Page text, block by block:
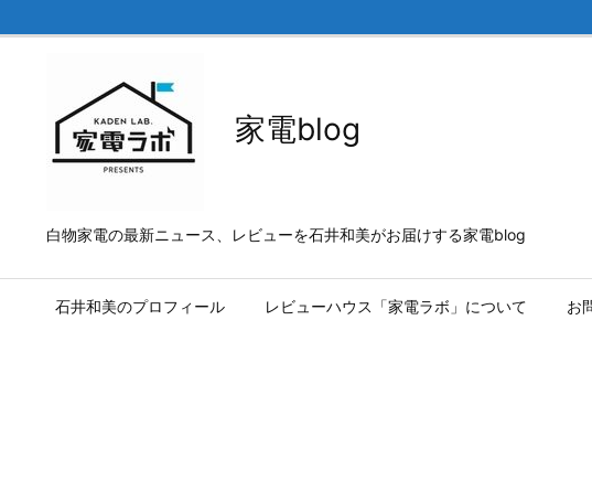
家電blog
白物家電の最新ニュース、レビューを石井和美がお届けする家電blog
石井和美のプロフィール レビューハウス「家電ラボ」について お